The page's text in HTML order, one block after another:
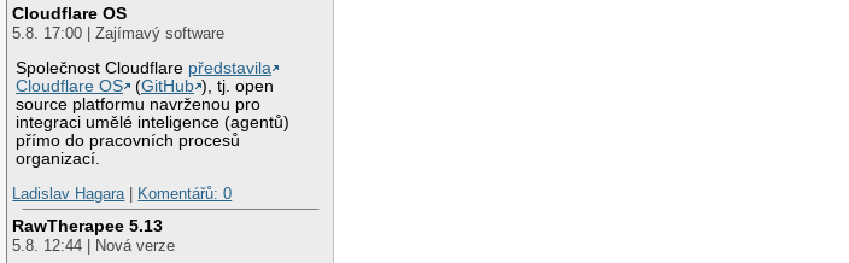
Cloudflare OS
5.8. 17:00 | Zajímavý software
Společnost Cloudflare představila
Cloudflare OS
(GitHub ), tj. open
source platformu navrženou pro
integraci umělé inteligence (agentů)
přímo do pracovních procesů
organizací.
Ladislav Hagara| Komentářů: 0
RawTherapee 5.13
5.8. 12:44 | Nová verze